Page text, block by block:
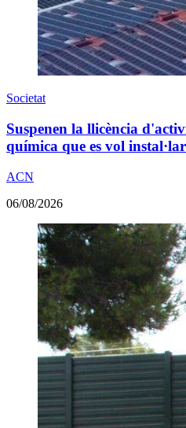
Societat
Suspenen la llicència
química que es vol
ACN
06/08/2026